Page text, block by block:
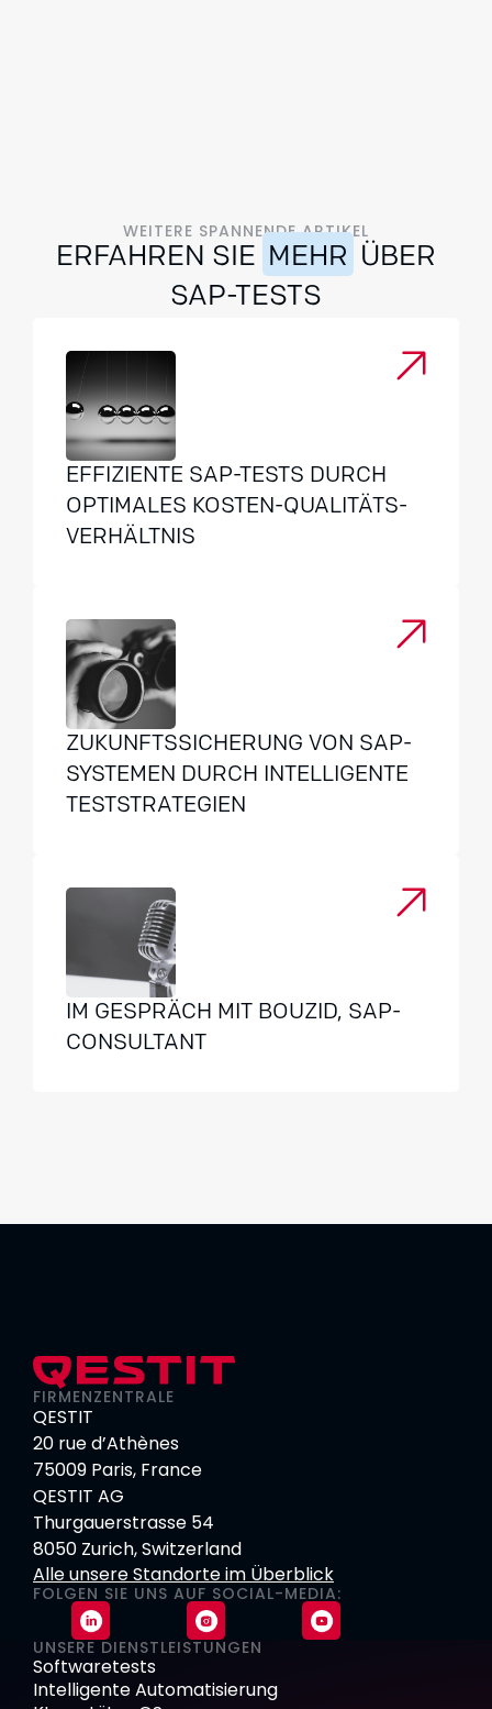
WEITERE SPANNENDE ARTIKEL
ERFAHREN SIE MEHR ÜBER
SAP-TESTS
EFFIZIENTE SAP-TESTS DURCH
OPTIMALES KOSTEN-QUALITÄTS-
VERHÄLTNIS
ZUKUNFTSSICHERUNG VON SAP-
SYSTEMEN DURCH INTELLIGENTE
TESTSTRATEGIEN
IM GESPRÄCH MIT BOUZID, SAP-
CONSULTANT
FIRMENZENTRALE
QESTIT
20 rue d’Athènes
75009 Paris, France
QESTIT AG
Thurgauerstrasse 54
8050 Zurich, Switzerland
Alle unsere Standorte im Überblick
FOLGEN SIE UNS AUF SOCIAL-MEDIA:
UNSERE DIENSTLEISTUNGEN
Softwaretests
Intelligente Automatisierung